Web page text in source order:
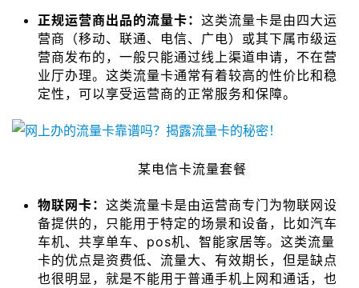
正规运营商出品的流量卡： 这类流量卡是由四大运
营商（移动、联通、电信、广电）或其下属市级运
营商发布的，一般只能通过线上渠道申请，不在营
业厅办理。这类流量卡通常有着较高的性价比和稳
定性，可以享受运营商的正常服务和保障。
某电信卡流量套餐
物联网卡： 这类流量卡是由运营商专门为物联网设
备提供的，只能用于特定的场景和设备，比如汽车
车机、共享单车、pos机、智能家居等。这类流量
卡的优点是资费低、流量大、有效期长，但是缺点
也很明显，就是不能用于普通手机上网和通话，也